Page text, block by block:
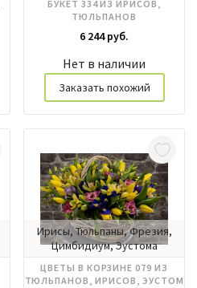
БУКЕТ 334 ИЗ ИРИСОВ,
ТЮЛЬПАНОВ
6 244 руб.
Нет в наличии
Заказать похожий
Ирисы, Тюльпаны, Фрезия,
Цимбидиум, Эустома
ЦВЕТЫ В КОРЗИНЕ 079 ИЗ
ТЮЛЬПАНОВ, ИРИСОВ, ЭУСТОМ